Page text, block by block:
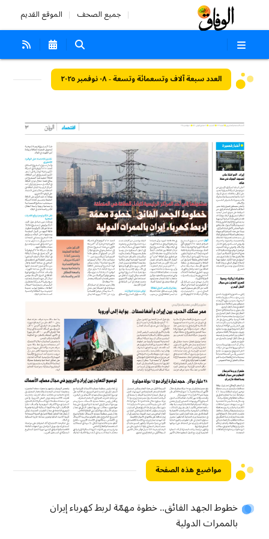
جميع الصحف الموقع القديم
العدد سبعة آلاف وتسعمائة وتسعة - ٠٨ نوفمبر ٢٠٢٥
مواضيع هذه الصفحة
خطوط الجهد الفائق.. خطوة مهمّة لربط كهرباء إيران
بالممرات الدولية